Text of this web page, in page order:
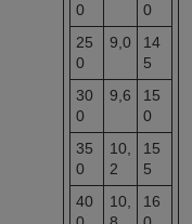
0
0
25
0
9,0
14
5
30
0
9,6
15
0
35
0
10,
2
15
5
40
10,
16